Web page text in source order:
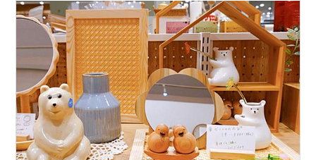
い雑貨たち【NEW OPEN】